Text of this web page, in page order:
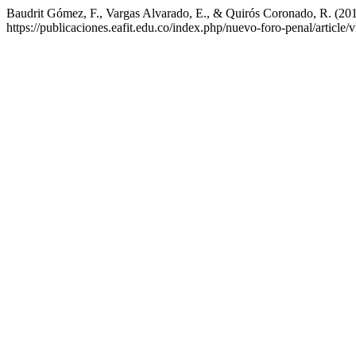
Baudrit Gómez, F., Vargas Alvarado, E., & Quirós Coronado, R.
https://publicaciones.eafit.edu.co/index.php/nuevo-foro-penal/article/